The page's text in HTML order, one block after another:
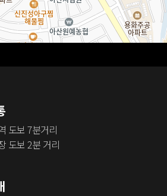
도보 7분거리
도보 2분 거리